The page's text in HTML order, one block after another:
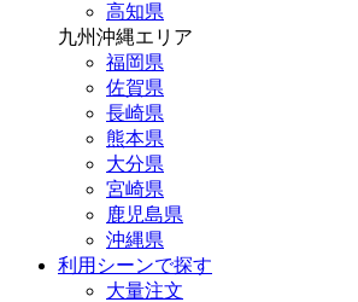
高知県
九州沖縄エリア
福岡県
佐賀県
長崎県
熊本県
大分県
宮崎県
鹿児島県
沖縄県
利用シーンで探す
大量注文